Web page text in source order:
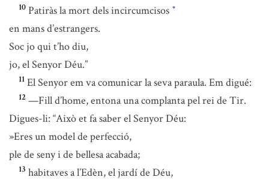
10 Patiràs la mort dels incircumcisos *
en mans d’estrangers.
Soc jo qui t’ho diu,
jo, el Senyor Déu.”
11 El Senyor em va comunicar la seva paraula. Em digué:
12 —Fill d’home, entona una complanta pel rei de Tir.
Digues-li: “Això et fa saber el Senyor Déu:
»Eres un model de perfecció,
ple de seny i de bellesa acabada;
13 habitaves a l’Edèn, el jardí de Déu,